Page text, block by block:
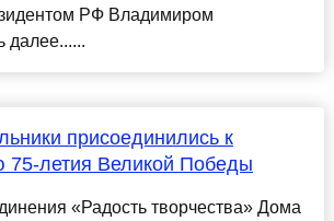
РФ Владимиром
далее......
присоединились к
75-летия Великой Победы
«Радость творчества» Дома